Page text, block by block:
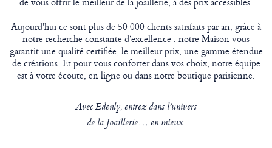
Aujourd'hui ce sont plus de 50 000 clients satisfaits par an, grâce à
notre recherche constante d’excellence : notre Maison vous
garantit une qualité certifiée, le meilleur prix, une gamme étendue
de créations. Et pour vous conforter dans vos choix, notre équipe
est à votre écoute, en ligne ou dans notre boutique parisienne.
Avec Edenly, entrez dans l’univers
de la Joaillerie… en mieux.